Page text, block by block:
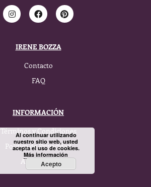
IRENE BOZZA
Contacto
FAQ
INFORMACIÓN
Términos y Condiciones
Política de Privacidad
Aviso Legal
Al continuar utilizando
nuestro sitio web, usted
acepta el uso de cookies.
Más información
Acepto